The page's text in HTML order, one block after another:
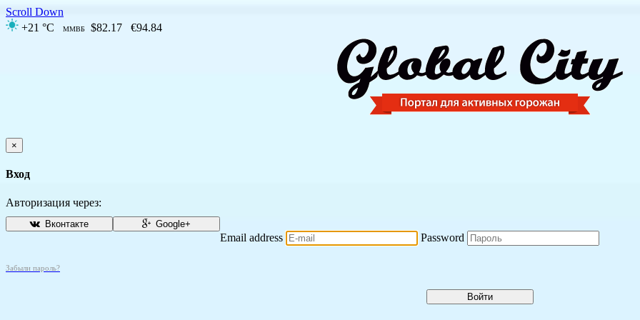
Scroll Down
+21 °C
ММВБ $82.17 €94.84
×
Вход
Авторизация через:
Вконтакте Google+
Email address Password
Забыли пароль?
Войти